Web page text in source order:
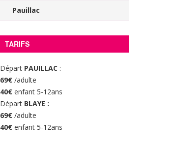
Pauillac
TARIFS
Départ PAUILLAC:
69€/adulte
40€enfant 5-12ans
Départ BLAYE :
69€/adulte
40€enfant 5-12ans